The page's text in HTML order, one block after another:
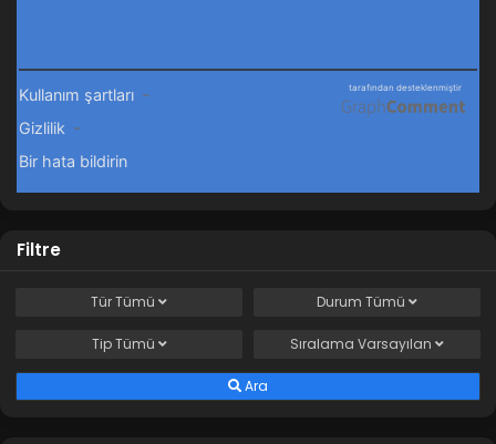
Filtre
TürTümü Durum Tümü
TipTümü Sıralama Varsayılan
Ara